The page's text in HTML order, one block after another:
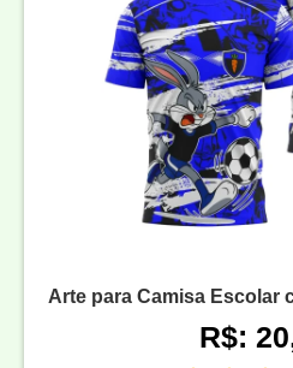
Arte para Camisa Escolar
R$: